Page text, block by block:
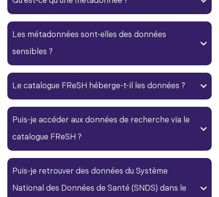
Les métadonnées sont-elles des données
sensibles ?
Le catalogue FReSH héberge-t-il les données ?
Puis-je accéder aux données de recherche via le
catalogue FReSH ?
Puis-je retrouver des données du Système
National des Données de Santé (SNDS) dans le